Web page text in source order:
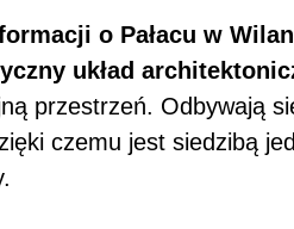
o Pałacu w
układ
przestrzeń. Odbywają
czemu jest siedzibą